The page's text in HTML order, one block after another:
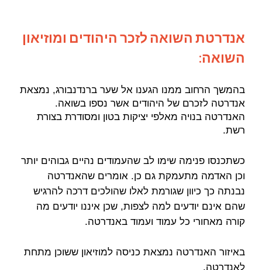
אנדרטת השואה לזכר היהודים ומוזיאון
השואה:
בהמשך הרחוב ממנו הגענו אל שער ברנדנבורג, נמצאת
אנדרטה לזכרם של היהודים אשר נספו בשואה.
האנדרטה בנויה מאלפי יציקות בטון ומסודרת בצורת
רשת.
כשתכנסו פנימה שימו לב שהעמודים נהיים גבוהים יותר
וכן האדמה מתעמקת גם כן. אומרים שהאנדרטה
נבנתה כך כיוון שגורמת לאלו שהולכים דרכה להרגיש
שהם אינם יודעים למה לצפות, שכן איננו יודעים מה
קורה מאחורי כל עמוד ועמוד באנדרטה.
באיזור האנדרטה נמצאת כניסה למוזיאון ששוכן מתחת
לאנדרטה.